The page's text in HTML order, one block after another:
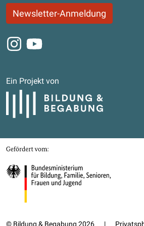
Newsletter-Anmeldung
Instagram
Youtube
Ein Projekt von
Bildung und Begabung
Gefördert von
Bundesministerium für Bildung, Familie,
© Bildung & Begabung 2026 |